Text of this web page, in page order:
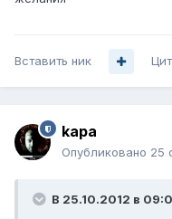
Вставить ник
kapa
Опубликовано 25
В 25.10.2012 в